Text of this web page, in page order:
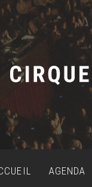
AGENDA